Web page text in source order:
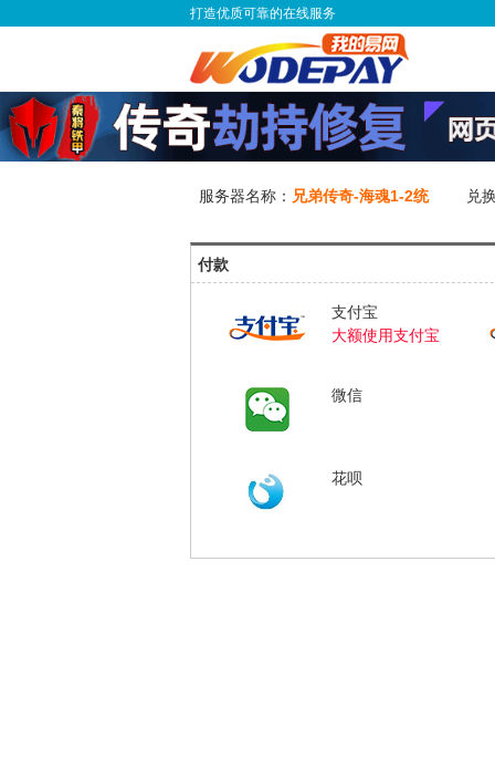
打造优质可靠的在线服务
服务器名称： 兄弟传奇-海魂1-2统 兑
付款
支付宝
大额使用支付宝
微信
花呗